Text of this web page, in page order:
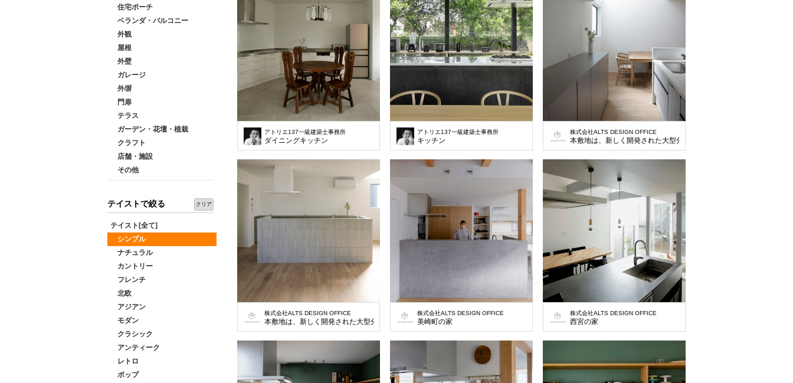
住宅ポーチ
ベランダ・バルコニー
外観
屋根
外壁
ガレージ
外塀
門扉
テラス
ガーデン・花壇・植栽
クラフト
店舗・施設
その他
テイストで絞る クリア
テイスト[全て]
シンプル
ナチュラル
カントリー
フレンチ
北欧
アジアン
モダン
クラシック
アンティーク
レトロ
ポップ
アトリエ137一級建築士事務所
ダイニングキッチン
アトリエ137一級建築士事務所
キッチン
株式会社ALTS DESIGN OFFICE
本敷地は、新しく開発された大型分譲地の一画の土地で大通りに面
株式会社ALTS DESIGN OFFICE
本敷地は、新しく開発された大型分譲地の一画の土地で大通りに面している130㎡(39坪)の土地です。この地域では、車を2台以上停めることが条件で、建築でき
株式会社ALTS DESIGN OFFICE
美崎町の家
株式会社ALTS DESIGN OFFICE
西宮の家